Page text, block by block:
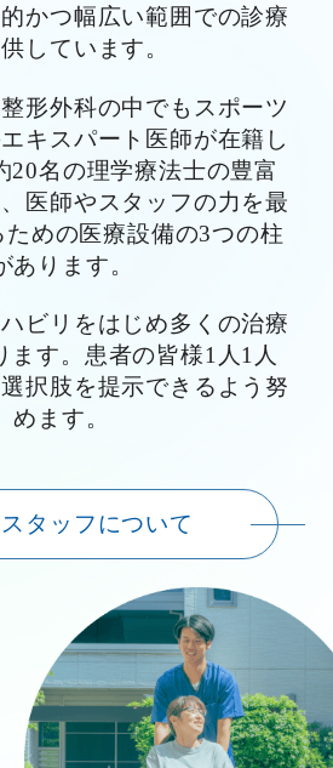
かつ幅広い範囲での診療
しています。
形外科の中でもスポーツ
キスパート医師が在籍し
20名の理学療法士の豊富
医師やスタッフの力を最
めの医療設備の3つの柱
あります。
ビリをはじめ多くの治療
ます。患者の皆様1人1人
択肢を提示できるよう努
めます。
タッフについて